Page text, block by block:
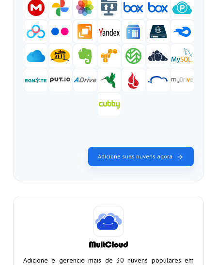
Adicione suas nuvens agora
Adicione e gerencie mais de 30 nuvens populares em